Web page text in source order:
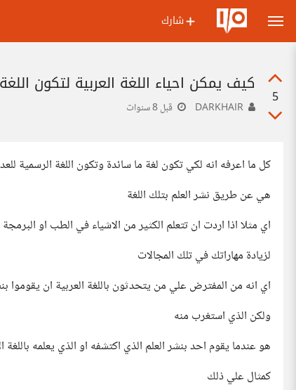
شارك
5
كيف يمكن احياء اللغة العربية لتكون اللغة
قبل 8 سنوات
كل ما اعرفه انه لكي تكون لغة ما سائدة وتكون اللغة الرسمية
هي عن طريق نشر العلم بتلك اللغة
اي مثلا اذا اردت ان تتعلم الكثير من الاشياء في الطب او
لزيادة مهاراتك في تلك المجالات
اي انه من المفترض علي من يتحدثون باللغة العربية ان يقوموا
ولكن الذي استغرب منه
هو عندما يقوم احد بنشر العلم الذي اكتشفه او الذي يعلمه باللغة
كمثال علي ذلك